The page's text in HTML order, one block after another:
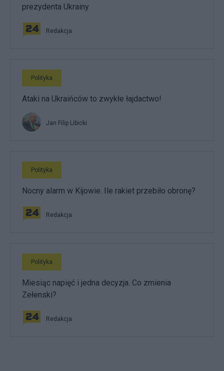
prezydenta Ukrainy
Redakcja
Polityka
Ataki na Ukraińców to zwykłe łajdactwo!
Jan Filip Libicki
Polityka
Nocny alarm w Kijowie. Ile rakiet przebiło obronę?
Redakcja
Polityka
Miesiąc napięć i jedna decyzja. Co zmienia
Zełenski?
Redakcja